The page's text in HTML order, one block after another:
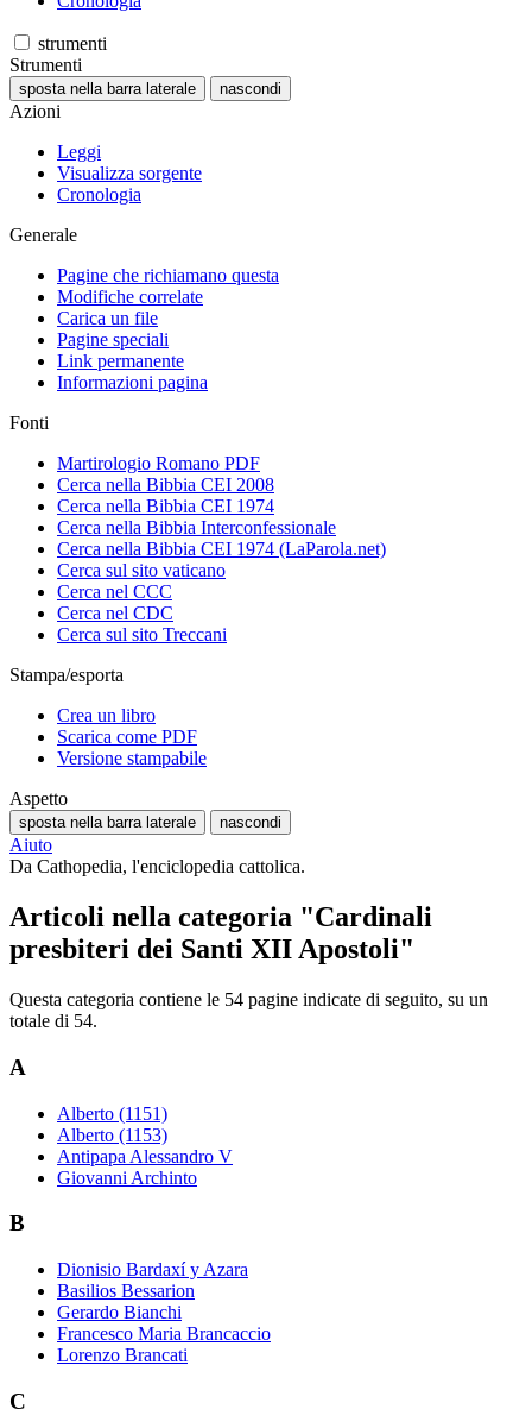
strumenti
Strumenti
sposta nella barra laterale nascondi
Azioni
Leggi
Visualizza sorgente
Cronologia
Generale
Pagine che richiamano questa
Modifiche correlate
Carica un file
Pagine speciali
Link permanente
Informazioni pagina
Fonti
Martirologio Romano PDF
Cerca nella Bibbia CEI 2008
Cerca nella Bibbia CEI 1974
Cerca nella Bibbia Interconfessionale
Cerca nella Bibbia CEI 1974 (LaParola.net)
Cerca sul sito vaticano
Cerca nel CCC
Cerca nel CDC
Cerca sul sito Treccani
Stampa/esporta
Crea un libro
Scarica come PDF
Versione stampabile
Aspetto
sposta nella barra laterale nascondi
Aiuto
Da Cathopedia, l'enciclopedia cattolica.
Articoli nella categoria "Cardinali
presbiteri dei Santi XII Apostoli"
Questa categoria contiene le 54 pagine indicate di seguito, su un
totale di 54.
A
Alberto (1151)
Alberto (1153)
Antipapa Alessandro V
Giovanni Archinto
B
Dionisio Bardaxí y Azara
Basilios Bessarion
Gerardo Bianchi
Francesco Maria Brancaccio
Lorenzo Brancati
C